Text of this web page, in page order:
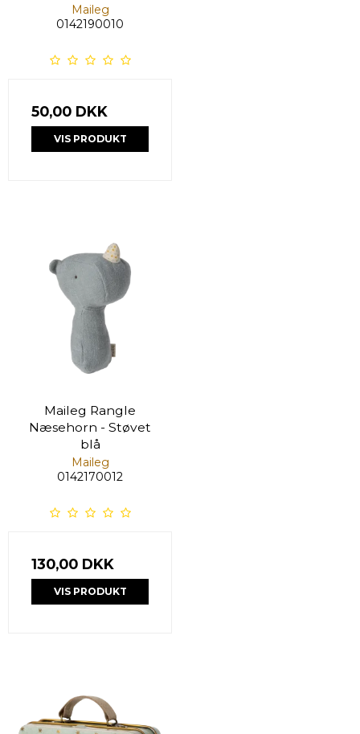
Maileg
0142190010
50,00 DKK
VIS PRODUKT
Maileg Rangle
Næsehorn - Støvet
blå
Maileg
0142170012
130,00 DKK
VIS PRODUKT